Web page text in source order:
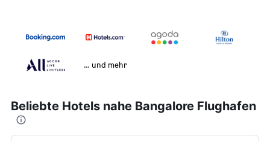
… und mehr
Beliebte Hotels nahe Bangalore Flughafen